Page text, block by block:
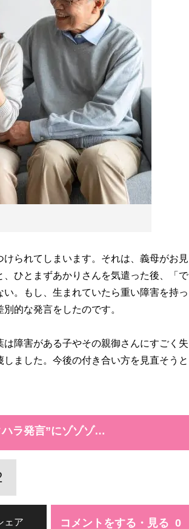
られてしまいます。それは、義母がお見
ひとまずあかりさんを気遣った後、「で
。もし、生まれていたら重い障害を持っ
的な発言をしたのです。
は障害がある子やその親御さんにすごく失
ました。今後の付き合い方を見直そうと
ラ発言”にゾゾゾ…
コメントをする・見る
ェア